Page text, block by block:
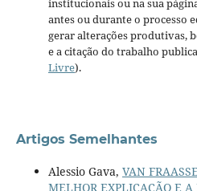
institucionais ou na sua
antes ou durante o processo
gerar alterações produtivas,
e a citação do trabalho
Livre).
Artigos Semelhantes
Alessio Gava, VAN
MELHOR EXPLICAÇÃO E